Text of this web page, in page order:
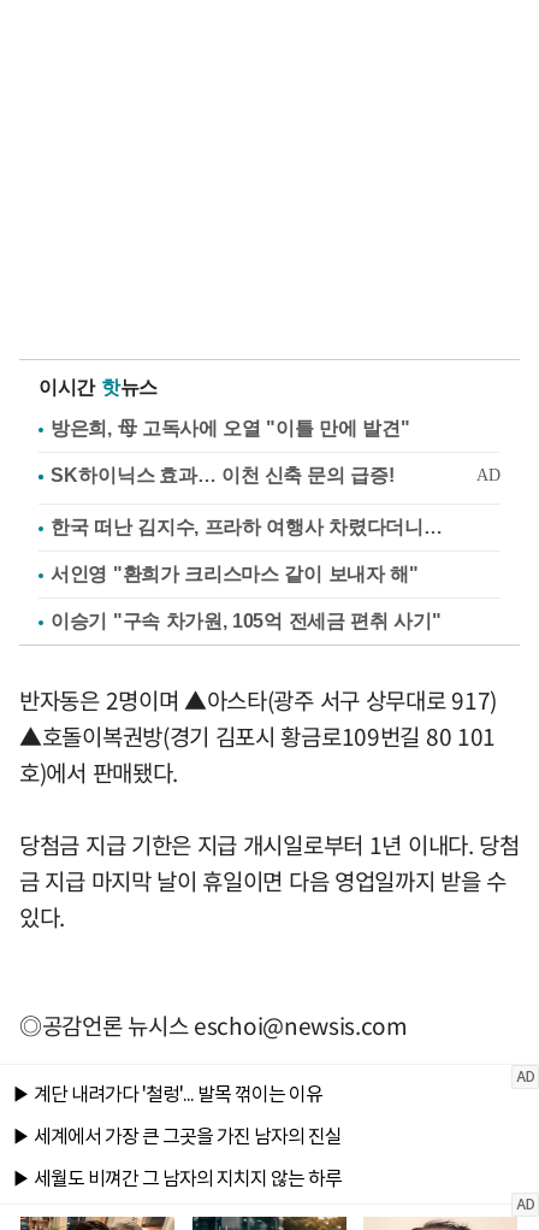
이시간 핫뉴스
방은희, 母 고독사에 오열 "이틀 만에 발견"
한국 떠난 김지수, 프라하 여행사 차렸다더니…
서인영 "환희가 크리스마스 같이 보내자 해"
이승기 "구속 차가원, 105억 전세금 편취 사기"
반자동은 2명이며 ▲아스타(광주 서구 상무대로 917)
▲호돌이복권방(경기 김포시 황금로109번길 80 101
호)에서 판매됐다.
당첨금 지급 기한은 지급 개시일로부터 1년 이내다. 당첨
금 지급 마지막 날이 휴일이면 다음 영업일까지 받을 수
있다.
◎공감언론 뉴시스eschoi@newsis.com